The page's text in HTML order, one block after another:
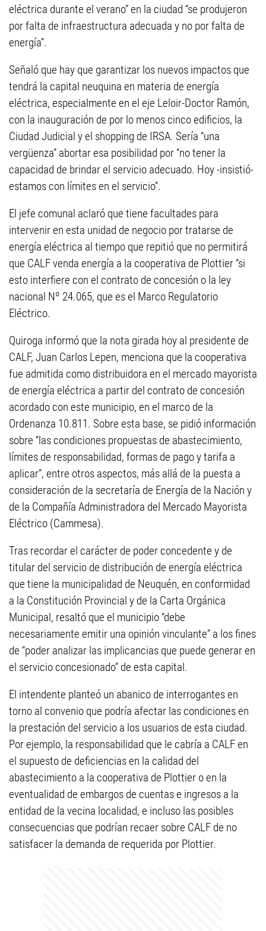
eléctrica durante el verano” en la ciudad “se produjeron
por falta de infraestructura adecuada y no por falta de
energía”.
Señaló que hay que garantizar los nuevos impactos que
tendrá la capital neuquina en materia de energía
eléctrica, especialmente en el eje Leloir-Doctor Ramón,
con la inauguración de por lo menos cinco edificios, la
Ciudad Judicial y el shopping de IRSA. Sería “una
vergüenza” abortar esa posibilidad por “no tener la
capacidad de brindar el servicio adecuado. Hoy -insistió-
estamos con límites en el servicio”.
El jefe comunal aclaró que tiene facultades para
intervenir en esta unidad de negocio por tratarse de
energía eléctrica al tiempo que repitió que no permitirá
que CALF venda energía a la cooperativa de Plottier “si
esto interfiere con el contrato de concesión o la ley
nacional Nº 24.065, que es el Marco Regulatorio
Eléctrico.
Quiroga informó que la nota girada hoy al presidente de
CALF, Juan Carlos Lepen, menciona que la cooperativa
fue admitida como distribuidora en el mercado mayorista
de energía eléctrica a partir del contrato de concesión
acordado con este municipio, en el marco de la
Ordenanza 10.811. Sobre esta base, se pidió información
sobre “las condiciones propuestas de abastecimiento,
límites de responsabilidad, formas de pago y tarifa a
aplicar”, entre otros aspectos, más allá de la puesta a
consideración de la secretaría de Energía de la Nación y
de la Compañía Administradora del Mercado Mayorista
Eléctrico (Cammesa).
Tras recordar el carácter de poder concedente y de
titular del servicio de distribución de energía eléctrica
que tiene la municipalidad de Neuquén, en conformidad
a la Constitución Provincial y de la Carta Orgánica
Municipal, resaltó que el municipio “debe
necesariamente emitir una opinión vinculante” a los fines
de “poder analizar las implicancias que puede generar en
el servicio concesionado” de esta capital.
El intendente planteó un abanico de interrogantes en
torno al convenio que podría afectar las condiciones en
la prestación del servicio a los usuarios de esta ciudad.
Por ejemplo, la responsabilidad que le cabría a CALF en
el supuesto de deficiencias en la calidad del
abastecimiento a la cooperativa de Plottier o en la
eventualidad de embargos de cuentas e ingresos a la
entidad de la vecina localidad, e incluso las posibles
consecuencias que podrían recaer sobre CALF de no
satisfacer la demanda de requerida por Plottier.